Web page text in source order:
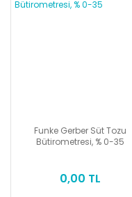
Funke Gerber Süt Tozu
Bütirometresi, % 0-35
0,00 TL